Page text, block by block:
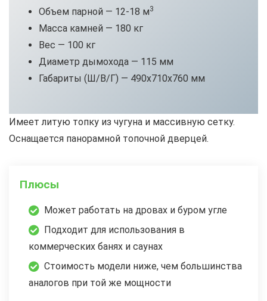
Объем парной — 12-18 м3
Масса камней — 180 кг
Вес — 100 кг
Диаметр дымохода — 115 мм
Габариты (Ш/В/Г) — 490х710х760 мм
Имеет литую топку из чугуна и массивную сетку.
Оснащается панорамной топочной дверцей.
Плюсы
Может работать на дровах и буром угле
Подходит для использования в
коммерческих банях и саунах
Стоимость модели ниже, чем большинства
аналогов при той же мощности